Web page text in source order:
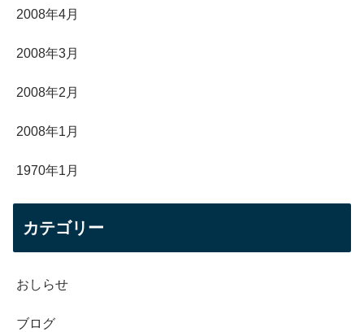
2008年4月
2008年3月
2008年2月
2008年1月
1970年1月
カテゴリー
おしらせ
ブログ